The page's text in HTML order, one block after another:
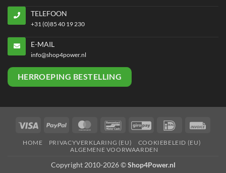
TELEFOON
+31 (0)85 40 19 230
E-MAIL
info@shop4power.nl
HERROEPING BESTELLING
Visa PayPal MasterCardBancontactGiroPay IDeal
HOME PRIVACYVERKLARING (EU)
COOKIEBELEID (EU)
ALGEMENE VOORWAARDEN
Copyright 2010-2026 ©Shop4Power.nl